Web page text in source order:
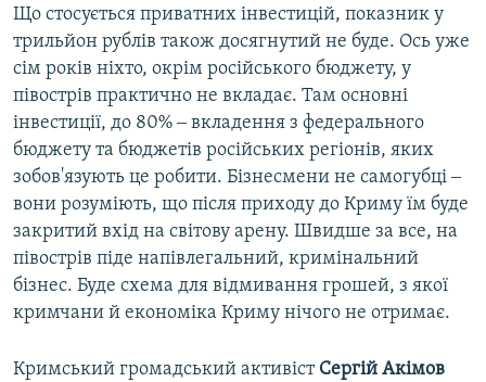
Що стосується приватних інвестицій, показник у
трильйон рублів також досягнутий не буде. Ось уже
сім років ніхто, окрім російського бюджету, у
півострів практично не вкладає. Там основні
інвестиції, до 80% ‒ вкладення з федерального
бюджету та бюджетів російських регіонів, яких
зобов'язують це робити. Бізнесмени не самогубці ‒
вони розуміють, що після приходу до Криму їм буде
закритий вхід на світову арену. Швидше за все, на
півострів піде напівлегальний, кримінальний
бізнес. Буде схема для відмивання грошей, з якої
кримчани й економіка Криму нічого не отримає.
Кримський громадський активістСергій Акімов